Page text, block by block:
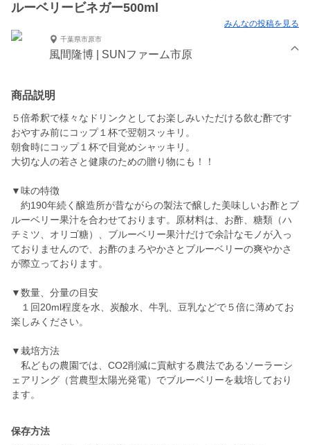
ルーベリービネガー500ml
みんなの投稿を見る
千葉県市原市
風間隆博 | SUNファーム市原
商品説明
５倍希釈で様々なドリンクとしてお楽しみいただける飲む酢です
おやすみ前にコップ１杯で翌朝スッキリ。
朝食時にコップ１杯で目覚めシャッキリ。
大切な人の若さと健康のための贈り物にも！！
▼味の特徴
約190年続く醸造所が昔ながらの製法で醸した美味しいお酢とブ
ルーベリー果汁を合わせております。原材料は、お酢、糖類（ハ
チミツ、オリゴ糖）、ブルーベリー果汁だけで余計なモノが入っ
ておりませんので、お酢のまろやかさとブルーベリーの爽やかさ
が際立っております。
▼数量、分量の目安
１回20ml程度を水、炭酸水、牛乳、豆乳などで５倍に薄めてお
楽しみください。
▼栽培方法
私どもの農園では、CO2削減に貢献する農法であるソーラーシ
ェアリング（営農型太陽光発電）でブルーベリーを栽培しており
ます。
保存方法